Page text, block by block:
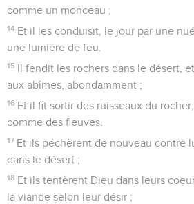
comme un monceau ;
14 Et il les conduisit, le jour par une
une lumière de feu.
15 Il fendit les rochers dans le désert,
aux abîmes, abondamment ;
16 Et il fit sortir des ruisseaux du
comme des fleuves.
17 Et ils péchèrent de nouveau contre
dans le désert ;
18 Et ils tentèrent Dieu dans leurs
la viande selon leur désir ;